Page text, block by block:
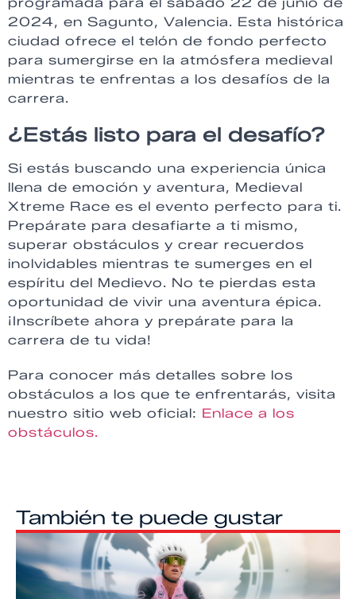
2024, en Sagunto, Valencia. Esta histórica
ciudad ofrece el telón de fondo perfecto
para sumergirse en la atmósfera medieval
mientras te enfrentas a los desafíos de la
carrera.
¿Estás listo para el desafío?
Si estás buscando una experiencia única
llena de emoción y aventura, Medieval
Xtreme Race es el evento perfecto para ti.
Prepárate para desafiarte a ti mismo,
superar obstáculos y crear recuerdos
inolvidables mientras te sumerges en el
espíritu del Medievo. No te pierdas esta
oportunidad de vivir una aventura épica.
¡Inscríbete ahora y prepárate para la
carrera de tu vida!
Para conocer más detalles sobre los
obstáculos a los que te enfrentarás, visita
nuestro sitio web oficial: Enlace a los
obstáculos.
También te puede gustar